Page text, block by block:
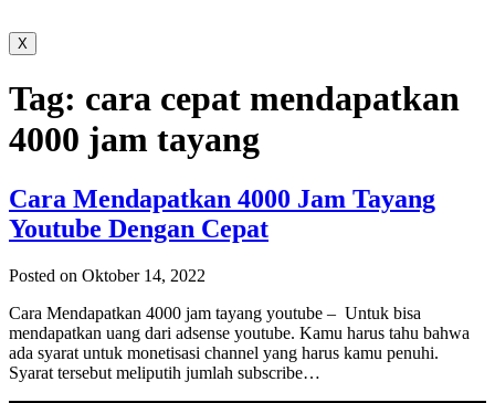
X
Tag: cara cepat mendapatkan
4000 jam tayang
Cara Mendapatkan 4000 Jam Tayang
Youtube Dengan Cepat
Posted on Oktober 14, 2022
Cara Mendapatkan 4000 jam tayang youtube – Untuk bisa
mendapatkan uang dari adsense youtube. Kamu harus tahu bahwa
ada syarat untuk monetisasi channel yang harus kamu penuhi.
Syarat tersebut meliputih jumlah subscribe…